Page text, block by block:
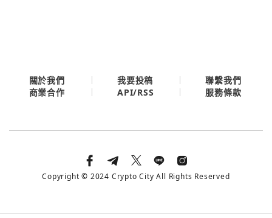
關於我們 我要投稿
聯繫我們
商業合作
API/RSS 服務條款
Copyright © 2024 Crypto City All Rights Reserved